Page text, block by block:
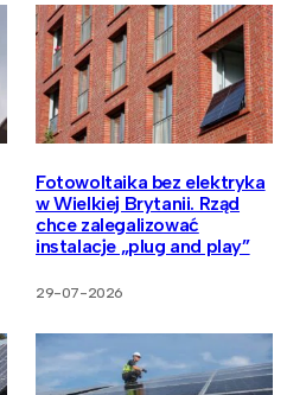
Fotowoltaika bez elektryka
w Wielkiej Brytanii. Rząd
chce zalegalizować
instalacje „plug and play”
29-07-2026